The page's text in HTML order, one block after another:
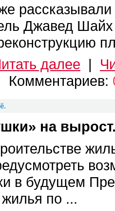
Джавед
далее |
Комментариев:
на
в будущем
жилья по ...